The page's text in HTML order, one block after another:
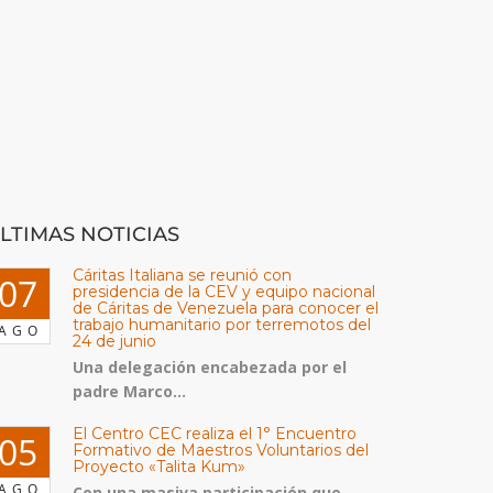
NOTICIAS
Cáritas Italiana se reunió con
presidencia de la CEV y equipo nacional
de Cáritas de Venezuela para conocer el
trabajo humanitario por terremotos del
24 de junio
Una delegación encabezada por el
padre Marco...
El Centro CEC realiza el 1° Encuentro
Formativo de Maestros Voluntarios del
Proyecto «Talita Kum»